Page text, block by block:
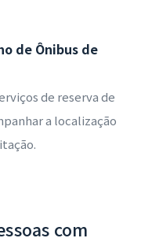
de Ônibus de
de reserva de
a localização
com